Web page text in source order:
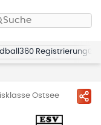
Suche
Registrierung
Ostsee